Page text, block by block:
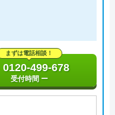
まずは電話相談！
0120-499-678
受付時間 ー